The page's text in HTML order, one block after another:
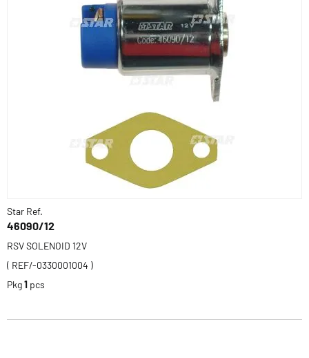
Star Ref.
46090/12
RSV SOLENOID 12V
( REF/-0330001004 )
Pkg1 pcs